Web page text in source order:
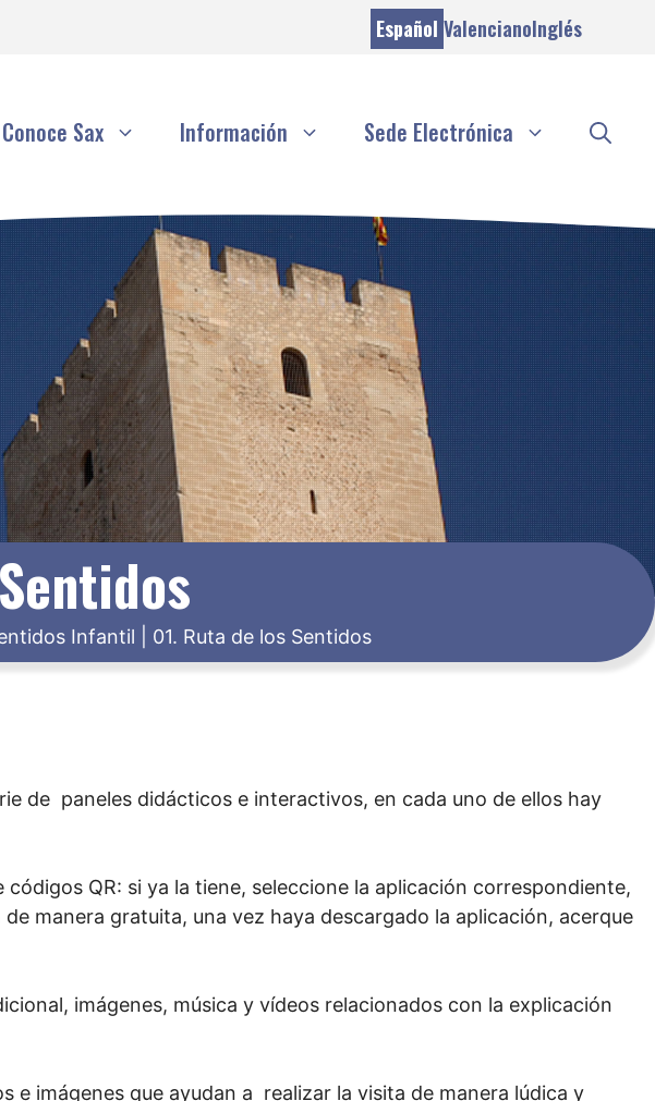
Español ValencianoInglés
Conoce Sax Información Sede Electrónica
Infantil 01. Ruta de los Sentidos
de paneles didácticos e interactivos, en cada uno de ellos hay
QR: si ya la tiene, seleccione la aplicación correspondiente,
manera gratuita, una vez haya descargado la aplicación, acerque
imágenes, música y vídeos relacionados con la explicación
imágenes que ayudan a realizar la visita de manera lúdica y